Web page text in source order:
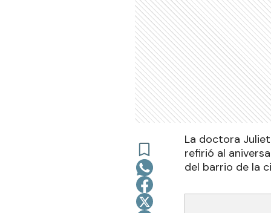
La doctora
refirió al
del barrio de la